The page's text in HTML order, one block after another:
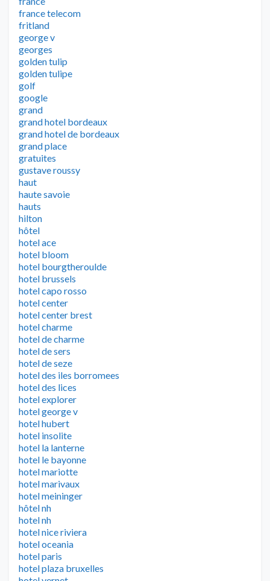
france telecom
fritland
george v
georges
golden tulip
golden tulipe
golf
google
grand
grand hotel bordeaux
grand hotel de bordeaux
grand place
gratuites
gustave roussy
haut
haute savoie
hauts
hilton
hôtel
hotel ace
hotel bloom
hotel bourgtheroulde
hotel brussels
hotel capo rosso
hotel center
hotel center brest
hotel charme
hotel de charme
hotel de sers
hotel de seze
hotel des iles borromees
hotel des lices
hotel explorer
hotel george v
hotel hubert
hotel insolite
hotel la lanterne
hotel le bayonne
hotel mariotte
hotel marivaux
hotel meininger
hôtel nh
hotel nh
hotel nice riviera
hotel oceania
hotel paris
hotel plaza bruxelles